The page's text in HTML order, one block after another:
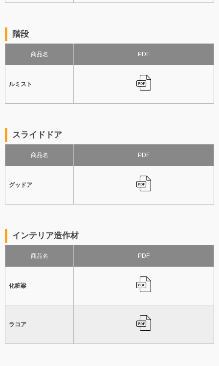
階段
商品名 PDF
ルミスト
スライドドア
商品名 PDF
グッドア
インテリア造作材
商品名 PDF
化粧梁
ラコア